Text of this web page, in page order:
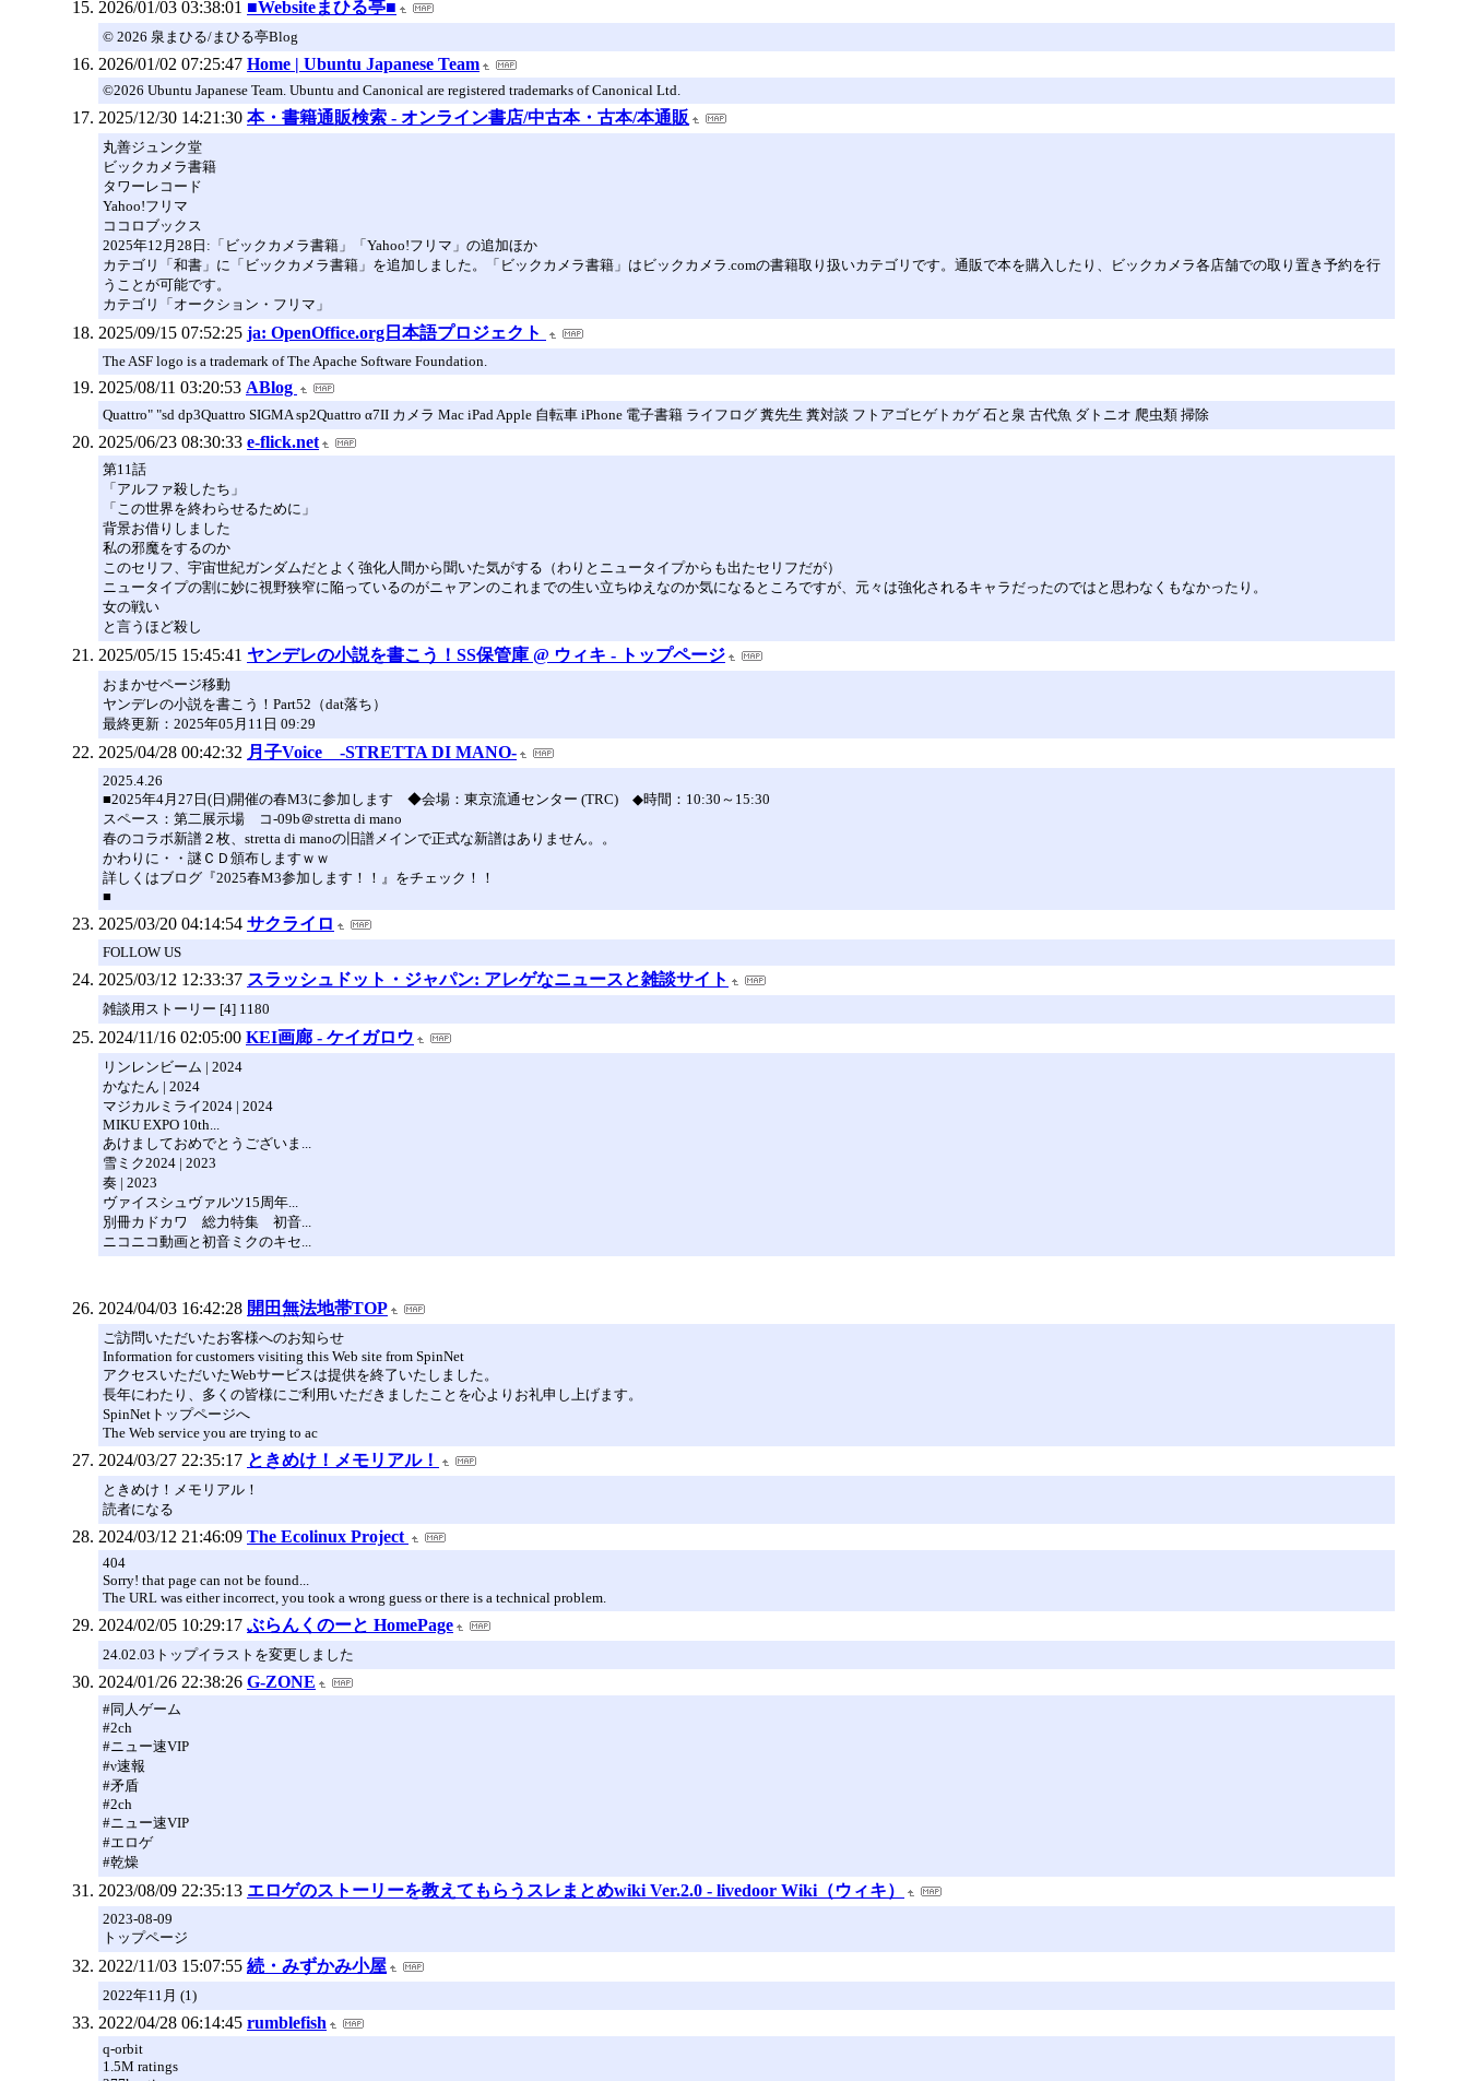
2026/01/03 03:38:01 ■Websiteまひる亭■
© 2026 泉まひる/まひる亭Blog
2026/01/02 07:25:47 Home | Ubuntu Japanese Team
©2026 Ubuntu Japanese Team. Ubuntu and Canonical are registered trademarks of Canonical Ltd.
2025/12/30 14:21:30 本・書籍通販検索 - オンライン書店/中古本・古本/本通販
丸善ジュンク堂
ビックカメラ書籍
タワーレコード
Yahoo!フリマ
ココロブックス
2025年12月28日:「ビックカメラ書籍」「Yahoo!フリマ」の追加ほか
カテゴリ「和書」に「ビックカメラ書籍」を追加しました。「ビックカメラ書籍」はビックカメラ.comの書籍取り扱いカテゴリです。通販で本を購入したり、ビックカメラ各店舗での取り置き予約を行
うことが可能です。
カテゴリ「オークション・フリマ」
2025/09/15 07:52:25 ja: OpenOffice.org日本語プロジェクト
The ASF logo is a trademark of The Apache Software Foundation.
2025/08/11 03:20:53 ABlog
Quattro" "sd dp3Quattro SIGMA sp2Quattro α7II カメラ Mac iPad Apple 自転車 iPhone 電子書籍 ライフログ 糞先生 糞対談 フトアゴヒゲトカゲ 石と泉 古代魚 ダトニオ 爬虫類 掃除
2025/06/23 08:30:33 e-flick.net
第11話
「アルファ殺したち」
「この世界を終わらせるために」
背景お借りしました
私の邪魔をするのか
このセリフ、宇宙世紀ガンダムだとよく強化人間から聞いた気がする（わりとニュータイプからも出たセリフだが）
ニュータイプの割に妙に視野狭窄に陥っているのがニャアンのこれまでの生い立ちゆえなのか気になるところですが、元々は強化されるキャラだったのではと思わなくもなかったり。
女の戦い
と言うほど殺し
2025/05/15 15:45:41 ヤンデレの小説を書こう！SS保管庫 @ ウィキ - トップページ
おまかせページ移動
ヤンデレの小説を書こう！Part52（dat落ち）
最終更新：2025年05月11日 09:29
2025/04/28 00:42:32 月子Voice -STRETTA DI MANO-
2025.4.26
■2025年4月27日(日)開催の春M3に参加します ◆会場：東京流通センター (TRC) ◆時間：10:30～15:30
スペース：第二展示場 コ-09b＠stretta di mano
春のコラボ新譜２枚、stretta di manoの旧譜メインで正式な新譜はありません。。
かわりに・・謎ＣＤ頒布しますｗｗ
詳しくはブログ『2025春M3参加します！！』をチェック！！
■
2025/03/20 04:14:54 サクライロ
FOLLOW US
2025/03/12 12:33:37 スラッシュドット・ジャパン: アレゲなニュースと雑談サイト
雑談用ストーリー [4] 1180
2024/11/16 02:05:00 KEI画廊 - ケイガロウ
リンレンビーム | 2024
かなたん | 2024
マジカルミライ2024 | 2024
MIKU EXPO 10th...
あけましておめでとうございま...
雪ミク2024 | 2023
奏 | 2023
ヴァイスシュヴァルツ15周年...
別冊カドカワ 総力特集 初音...
ニコニコ動画と初音ミクのキセ...
2024/04/03 16:42:28 開田無法地帯TOP
ご訪問いただいたお客様へのお知らせ
Information for customers visiting this Web site from SpinNet
アクセスいただいたWebサービスは提供を終了いたしました。
長年にわたり、多くの皆様にご利用いただきましたことを心よりお礼申し上げます。
SpinNetトップページへ
The Web service you are trying to ac
2024/03/27 22:35:17 ときめけ！メモリアル！
ときめけ！メモリアル！
読者になる
2024/03/12 21:46:09 The Ecolinux Project
404
Sorry! that page can not be found...
The URL was either incorrect, you took a wrong guess or there is a technical problem.
2024/02/05 10:29:17 ぶらんくのーと HomePage
24.02.03トップイラストを変更しました
2024/01/26 22:38:26 G-ZONE
#同人ゲーム
#2ch
#ニュー速VIP
#ν速報
#矛盾
#2ch
#ニュー速VIP
#エロゲ
#乾燥
2023/08/09 22:35:13 エロゲのストーリーを教えてもらうスレまとめwiki Ver.2.0 - livedoor Wiki（ウィキ）
2023-08-09
トップページ
2022/11/03 15:07:55 続・みずかみ小屋
2022年11月 (1)
2022/04/28 06:14:45 rumblefish
q-orbit
1.5M ratings